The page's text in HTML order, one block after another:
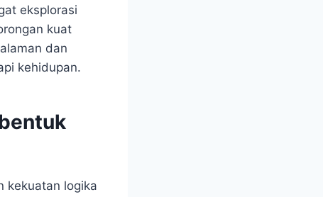
eksplorasi
kuat
dan
kehidupan.
kekuatan logika